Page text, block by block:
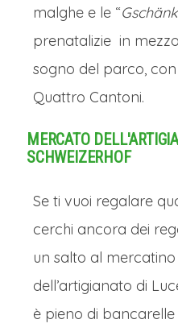
CENA E
HOTEL
Nel tardo
per cena e
Mercatini di Natale
La Bestia: Giorno 3
COLAZIONE
Risveglio e ricca
RIQUEWHIR
BELLA E LA
NATALE
malghe e le “
prenatalizie in
sogno del parco,
Quattro Cantoni.
MERCATO
SCHWEIZERHOF
Se ti vuoi regalare
cerchi ancora dei
un salto al
dell’artigianato di
è pieno di